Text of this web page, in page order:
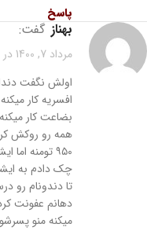
پاسخ
بهناز گفت:
مرداد 7, 1400 در 4:10 ب.ظ
اولش نگفت
افسریه کار
بضاعت کار
همه رو روکش
چک دادم به
دهانم عفونت
میکنه منو